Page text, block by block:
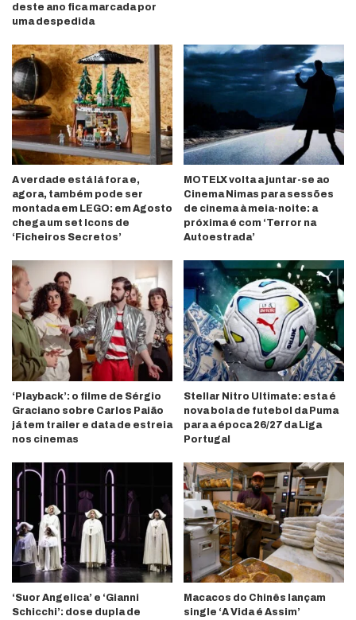
deste ano fica marcada por
uma despedida
A verdade está lá fora e,
agora, também pode ser
montada em LEGO: em Agosto
chega um set Icons de
‘Ficheiros Secretos’
MOTELX volta a juntar-se ao
Cinema Nimas para sessões
de cinema à meia-noite: a
próxima é com ‘Terror na
Autoestrada’
‘Playback’: o filme de Sérgio
Graciano sobre Carlos Paião
já tem trailer e data de estreia
nos cinemas
Stellar Nitro Ultimate: esta é
nova bola de futebol da Puma
para a época 26/27 da Liga
Portugal
‘Suor Angelica’ e ‘Gianni
Schicchi’: dose dupla de
Macacos do Chinês lançam
single ‘A Vida é Assim’